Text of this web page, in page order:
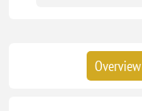
Overview